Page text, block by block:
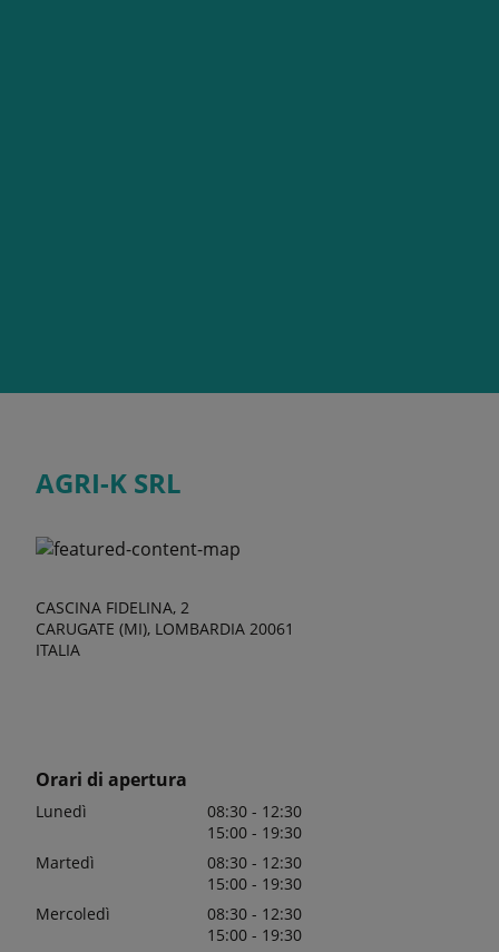
AGRI-K SRL
CASCINA FIDELINA, 2
CARUGATE (MI), LOMBARDIA 20061
ITALIA
Orari di apertura
Lunedì
08:30 - 12:30
15:00 - 19:30
Martedì
08:30 - 12:30
15:00 - 19:30
Mercoledì
08:30 - 12:30
15:00 - 19:30